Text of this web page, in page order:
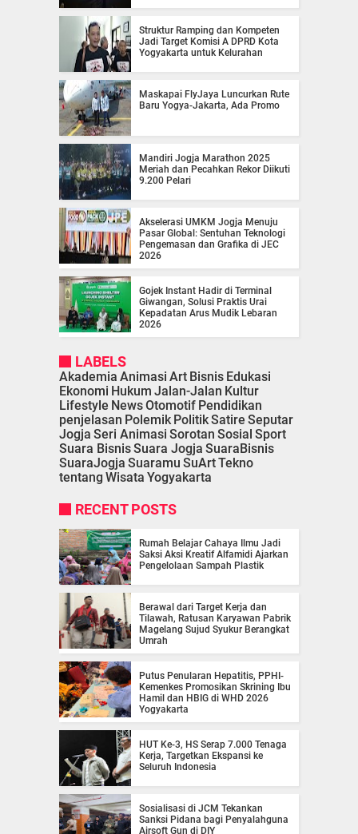
Struktur Ramping dan Kompeten
Jadi Target Komisi A DPRD Kota
Yogyakarta untuk Kelurahan
Maskapai FlyJaya Luncurkan Rute
Baru Yogya-Jakarta, Ada Promo
Mandiri Jogja Marathon 2025
Meriah dan Pecahkan Rekor Diikuti
9.200 Pelari
Akselerasi UMKM Jogja Menuju
Pasar Global: Sentuhan Teknologi
Pengemasan dan Grafika di JEC
2026
Gojek Instant Hadir di Terminal
Giwangan, Solusi Praktis Urai
Kepadatan Arus Mudik Lebaran
2026
LABELS
Akademia Animasi Art Bisnis Edukasi
Ekonomi Hukum Jalan-Jalan Kultur
Lifestyle NewsOtomotif Pendidikan
penjelasan Polemik PolitikSatire Seputar
Jogja Seri Animasi Sorotan Sosial Sport
Suara BisnisSuara Jogja SuaraBisnis
SuaraJogja Suaramu SuArtTekno
tentang Wisata Yogyakarta
RECENT POSTS
Rumah Belajar Cahaya Ilmu Jadi
Saksi Aksi Kreatif Alfamidi Ajarkan
Pengelolaan Sampah Plastik
Berawal dari Target Kerja dan
Tilawah, Ratusan Karyawan Pabrik
Magelang Sujud Syukur Berangkat
Umrah
Putus Penularan Hepatitis, PPHI-
Kemenkes Promosikan Skrining Ibu
Hamil dan HBIG di WHD 2026
Yogyakarta
HUT Ke-3, HS Serap 7.000 Tenaga
Kerja, Targetkan Ekspansi ke
Seluruh Indonesia
Sosialisasi di JCM Tekankan
Sanksi Pidana bagi Penyalahguna
Airsoft Gun di DIY